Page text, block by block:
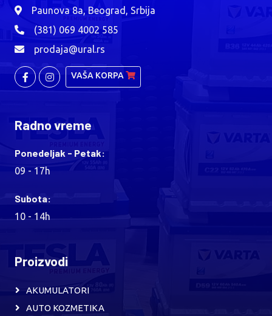
Paunova 8a, Beograd, Srbija
(381) 069 4002 585
prodaja@ural.rs
VAŠA KORPA
Radno vreme
Ponedeljak - Petak:
09 - 17h
Subota:
10 - 14h
Proizvodi
AKUMULATORI
AUTO KOZMETIKA